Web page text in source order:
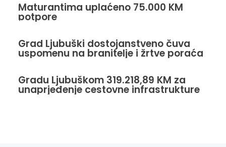
Maturantima uplaćeno 75.000 KM
potpore
Grad Ljubuški dostojanstveno čuva
uspomenu na branitelje i žrtve poraća
Gradu Ljubuškom 319.218,89 KM za
unaprjeđenje cestovne infrastrukture